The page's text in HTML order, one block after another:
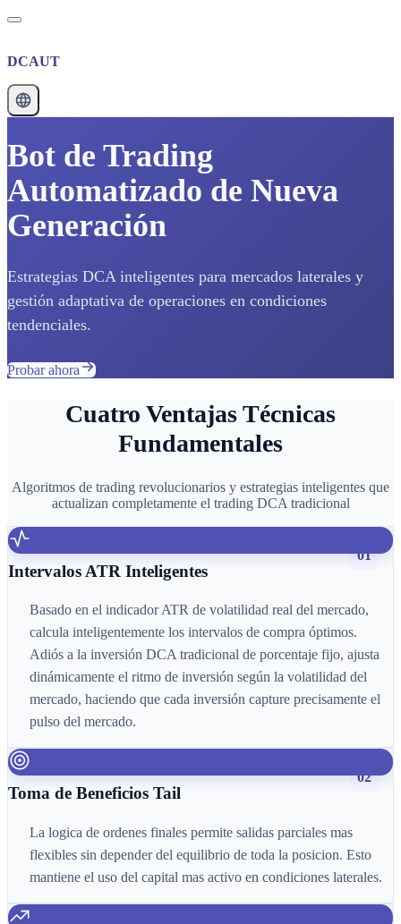
DCAUT
Bot de Trading
Automatizado de Nueva
Generación
Estrategias DCA inteligentes para mercados laterales y
gestión adaptativa de operaciones en condiciones
tendenciales.
Probar ahora
Cuatro Ventajas Técnicas
Fundamentales
Algoritmos de trading revolucionarios y estrategias inteligentes que
actualizan completamente el trading DCA tradicional
01
Intervalos ATR Inteligentes
Basado en el indicador ATR de volatilidad real del mercado,
calcula inteligentemente los intervalos de compra óptimos.
Adiós a la inversión DCA tradicional de porcentaje fijo, ajusta
dinámicamente el ritmo de inversión según la volatilidad del
mercado, haciendo que cada inversión capture precisamente el
pulso del mercado.
02
Toma de Beneficios Tail
La logica de ordenes finales permite salidas parciales mas
flexibles sin depender del equilibrio de toda la posicion. Esto
mantiene el uso del capital mas activo en condiciones laterales.